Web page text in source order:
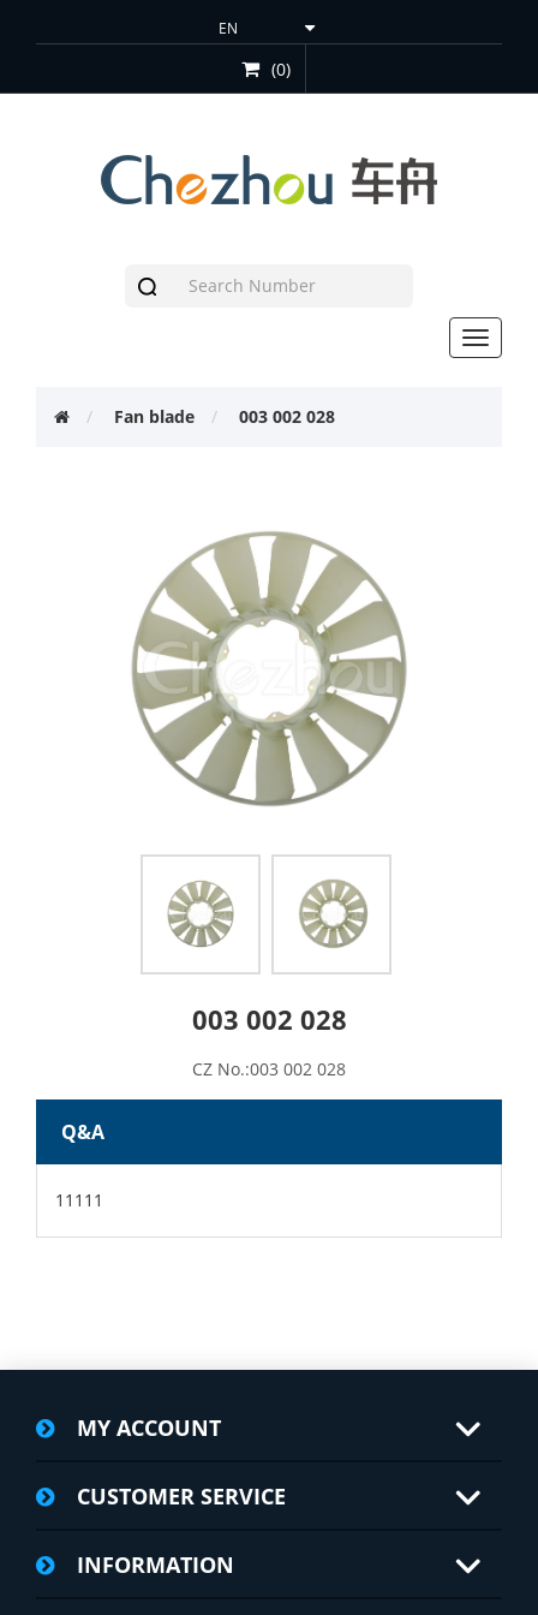
(0)
Toggle
Fan blade 003 002 028
003 002 028
CZ No.:003 002 028
Q&A
11111
MY ACCOUNT
CUSTOMER SERVICE
INFORMATION